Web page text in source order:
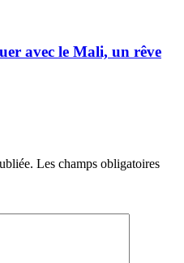
avec le Mali, un rêve
Les champs obligatoires